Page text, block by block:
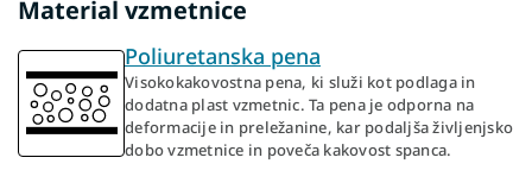
Material vzmetnice
Poliuretanska pena
Visokokakovostna pena, ki služi kot podlaga in
dodatna plast vzmetnic. Ta pena je odporna na
deformacije in preležanine, kar podaljša življenjsko
dobo vzmetnice in poveča kakovost spanca.